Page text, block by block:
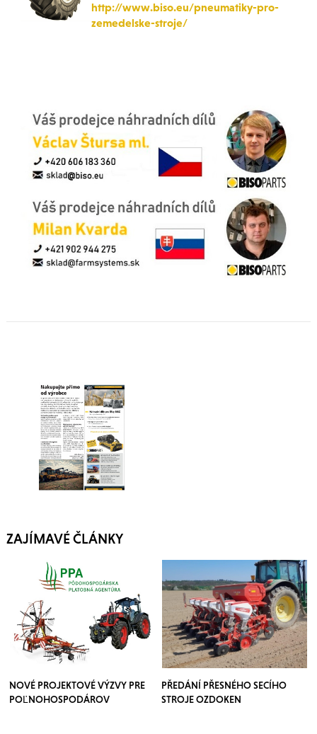
http://www.biso.eu/pneumatiky-pro-
zemedelske-stroje/
ZAJÍMAVÉ ČLÁNKY
NOVÉ PROJEKTOVÉ VÝZVY PRE
POĽNOHOSPODÁROV
PŘEDÁNÍ PŘESNÉHO SECÍHO
STROJE OZDOKEN